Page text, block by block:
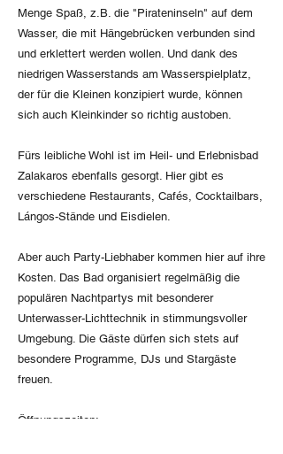
Menge Spaß, z.B. die "Pirateninseln" auf dem
Wasser, die mit Hängebrücken verbunden sind
und erklettert werden wollen. Und dank des
niedrigen Wasserstands am Wasserspielplatz,
der für die Kleinen konzipiert wurde, können
sich auch Kleinkinder so richtig austoben.
Fürs leibliche Wohl ist im Heil- und Erlebnisbad
Zalakaros ebenfalls gesorgt. Hier gibt es
verschiedene Restaurants, Cafés, Cocktailbars,
Lángos-Stände und Eisdielen.
Aber auch Party-Liebhaber kommen hier auf ihre
Kosten. Das Bad organisiert regelmäßig die
populären Nachtpartys mit besonderer
Unterwasser-Lichttechnik in stimmungsvoller
Umgebung. Die Gäste dürfen sich stets auf
besondere Programme, DJs und Stargäste
freuen.
Öffnungszeiten: